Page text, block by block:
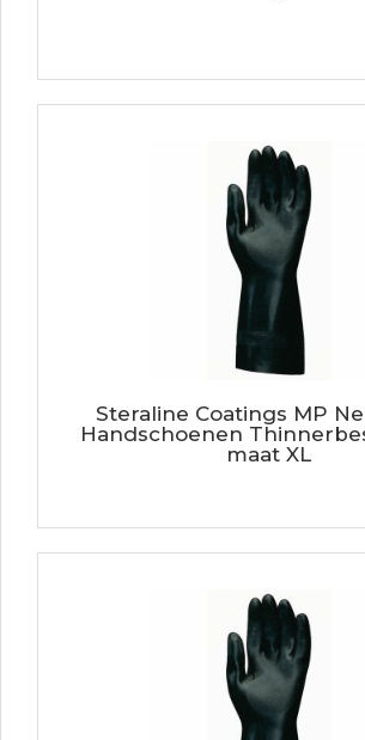
Steraline Coatings MP
Handschoenen
maat XL